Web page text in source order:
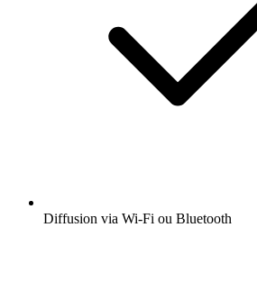
Diffusion via Wi-Fi ou Bluetooth